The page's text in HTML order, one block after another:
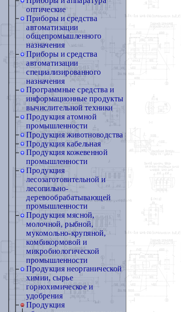
оптические
Приборы и средства
автоматизации
общепромышленного
назначения
Приборы и средства
автоматизации
специализированного
назначения
Программные средства и
информационные продукты
вычислительной техники
Продукция атомной
промышленности
Продукция животноводства
Продукция кабельная
Продукция кожевенной
промышленности
Продукция
лесозаготовительной и
лесопильно-
деревообрабатывающей
промышленности
Продукция мясной,
молочной, рыбной,
мукомольно-крупяной,
комбикормовой и
микробиологической
промышленности
Продукция неорганической
химии, сырье
горнохимическое и
удобрения
Продукция